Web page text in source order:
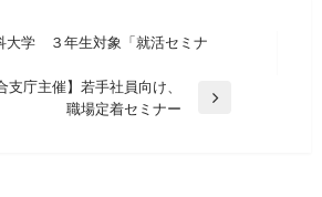
大学 ３年生対象「就活セミナ
支庁主催】若手社員向け、
職場定着セミナー